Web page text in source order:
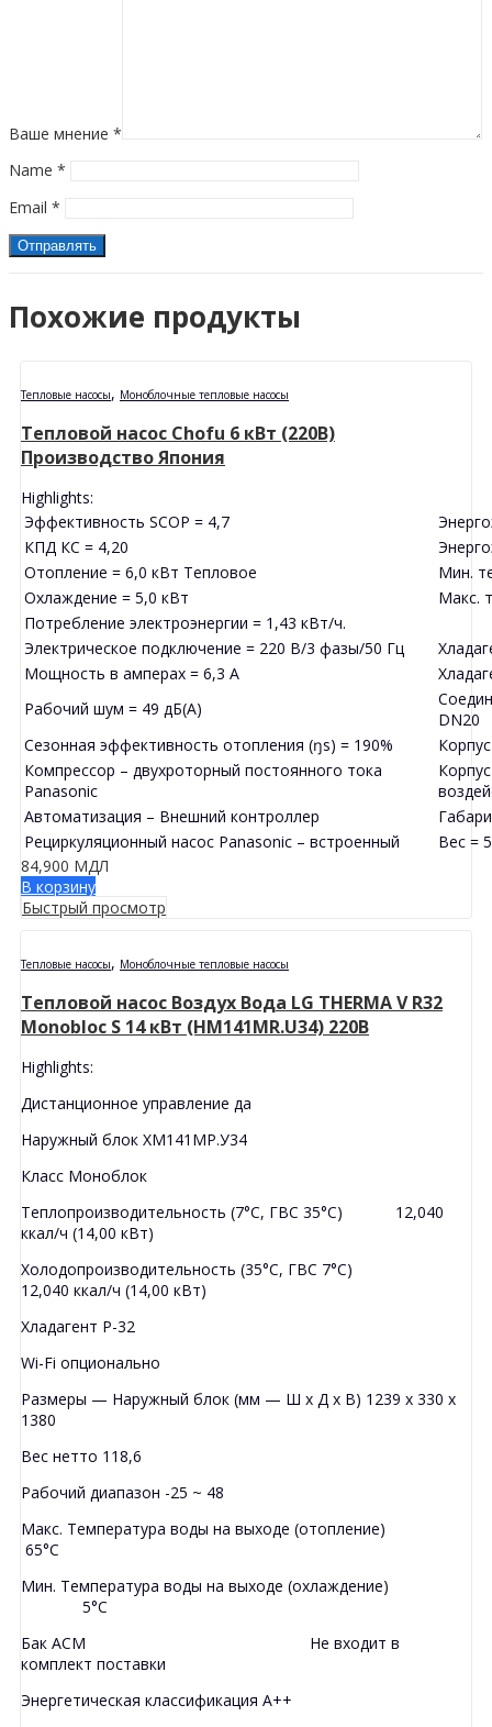
Ваше мнение *
Name *
Email *
Похожие продукты
Тепловые насосы, Моноблочные тепловые насосы
Тепловой насос Chofu 6 кВт (220В)
Производство Япония
Highlights:
Эффективность SCOP = 4,7
КПД КС = 4,20
Отопление = 6,0 кВт Тепловое
Мин.
Охлаждение = 5,0 кВт
Макс.
Потребление электроэнергии = 1,43 кВт/ч.
Электрическое подключение = 220 В/3 фазы/50 Гц
Мощность в амперах = 6,3 А
Рабочий шум = 49 дБ(А)
DN20
Сезонная эффективность отопления (ŋs) = 190%
Компрессор – двухроторный постоянного тока
Panasonic
Автоматизация – Внешний контроллер
Рециркуляционный насос Panasonic – встроенный
Вес =
84,900 МДЛ
В корзину
Быстрый просмотр
Тепловые насосы, Моноблочные тепловые насосы
Тепловой насос Воздух Вода LG THERMA V R32
Monobloc S 14 кВт (HM141MR.U34) 220В
Highlights:
Дистанционное управление да
Наружный блок ХМ141МР.У34
Класс Моноблок
Теплопроизводительность (7°C, ГВС 35°C) 12,040
ккал/ч (14,00 кВт)
Холодопроизводительность (35°C, ГВС 7°C)
12,040 ккал/ч (14,00 кВт)
Хладагент Р-32
Wi-Fi опционально
Размеры — Наружный блок (мм — Ш х Д х В) 1239 x 330 x
1380
Вес нетто 118,6
Рабочий диапазон -25 ~ 48
Макс. Температура воды на выходе (отопление)
65°C
Мин. Температура воды на выходе (охлаждение)
5°C
Бак ACM Не входит в
комплект поставки
Энергетическая классификация A++